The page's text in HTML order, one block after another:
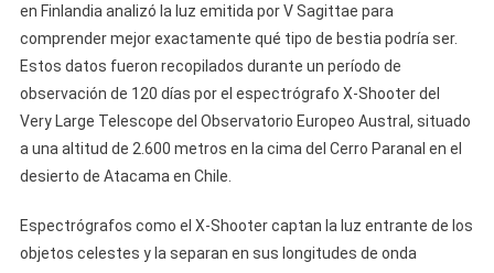
en Finlandia analizó la luz emitida por V Sagittae para
comprender mejor exactamente qué tipo de bestia podría ser.
Estos datos fueron recopilados durante un período de
observación de 120 días por el espectrógrafo X-Shooter del
Very Large Telescope del Observatorio Europeo Austral, situado
a una altitud de 2.600 metros en la cima del Cerro Paranal en el
desierto de Atacama en Chile.
Espectrógrafos como el X-Shooter captan la luz entrante de los
objetos celestes y la separan en sus longitudes de onda